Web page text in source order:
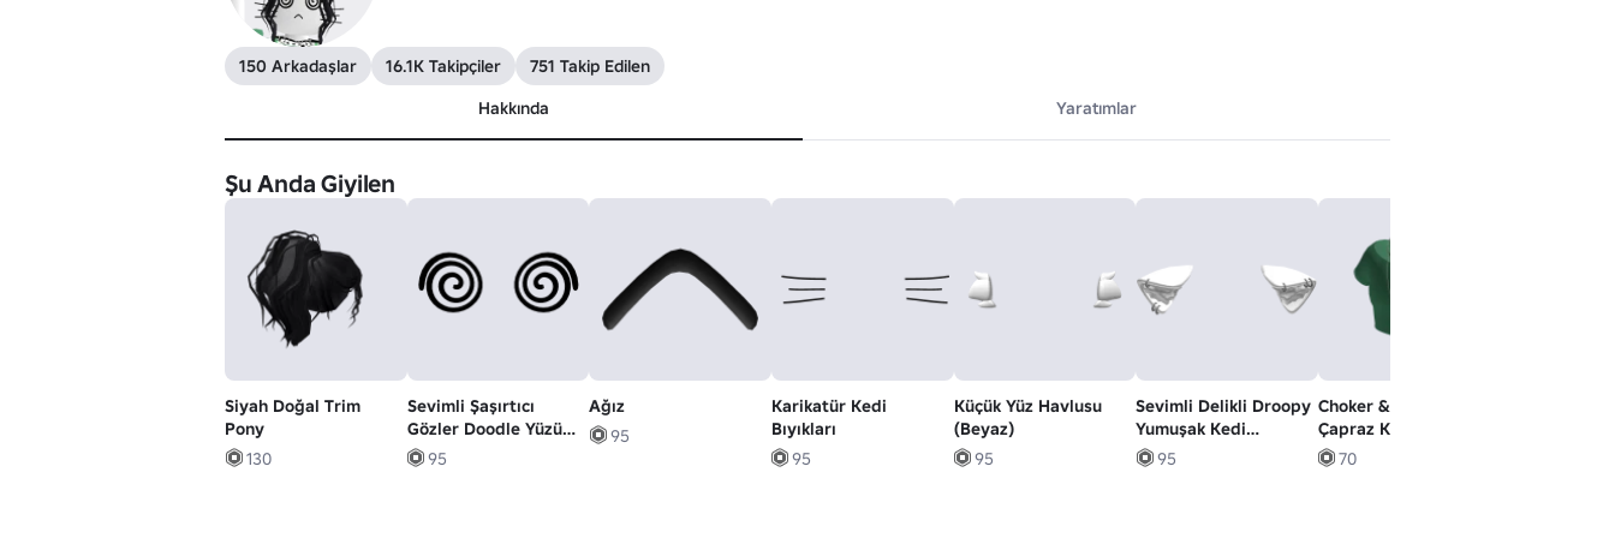
150 Arkadaşlar 16.1K Takipçiler
751 Takip Edilen
Hakkında
Yaratımlar
Şu Anda Giyilen
Siyah Doğal Trim
Pony
130
Sevimli Şaşırtıcı
Gözler Doodle Yüzü
(3D)
95
Ağız
95
Karikatür Kedi
Bıyıkları
95
Küçük Yüz Havlusu
(Beyaz)
95
Sevimli Delikli Droopy
Yumuşak Kedi
Kulakları Beyaz
95
Choker & Katmanlı
Çapraz Kolyeler ile
Yeşil Mahsul Üstü
70